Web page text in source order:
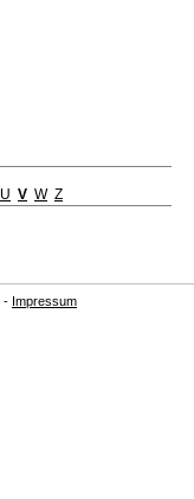
U V W Z
- Impressum